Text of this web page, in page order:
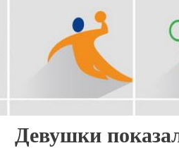
Девушки